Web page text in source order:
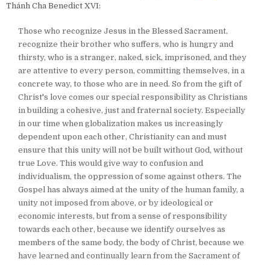
Thánh Cha Benedict XVI:
Those who recognize Jesus in the Blessed Sacrament,
recognize their brother who suffers, who is hungry and
thirsty, who is a stranger, naked, sick, imprisoned, and they
are attentive to every person, committing themselves, in a
concrete way, to those who are in need. So from the gift of
Christ's love comes our special responsibility as Christians
in building a cohesive, just and fraternal society. Especially
in our time when globalization makes us increasingly
dependent upon each other, Christianity can and must
ensure that this unity will not be built without God, without
true Love. This would give way to confusion and
individualism, the oppression of some against others. The
Gospel has always aimed at the unity of the human family, a
unity not imposed from above, or by ideological or
economic interests, but from a sense of responsibility
towards each other, because we identify ourselves as
members of the same body, the body of Christ, because we
have learned and continually learn from the Sacrament of